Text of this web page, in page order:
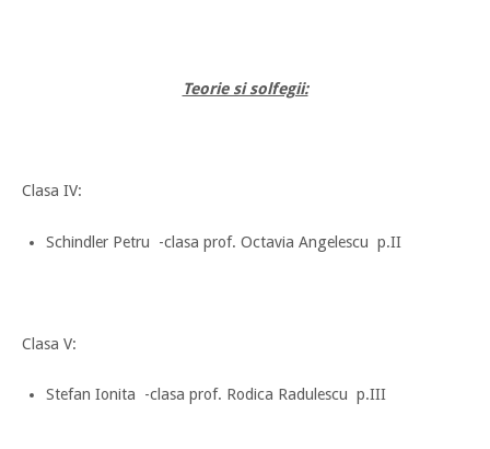
Teorie si solfegii:
Clasa IV:
Schindler Petru -clasa prof. Octavia Angelescu p.II
Clasa V:
Stefan Ionita -clasa prof. Rodica Radulescu p.III